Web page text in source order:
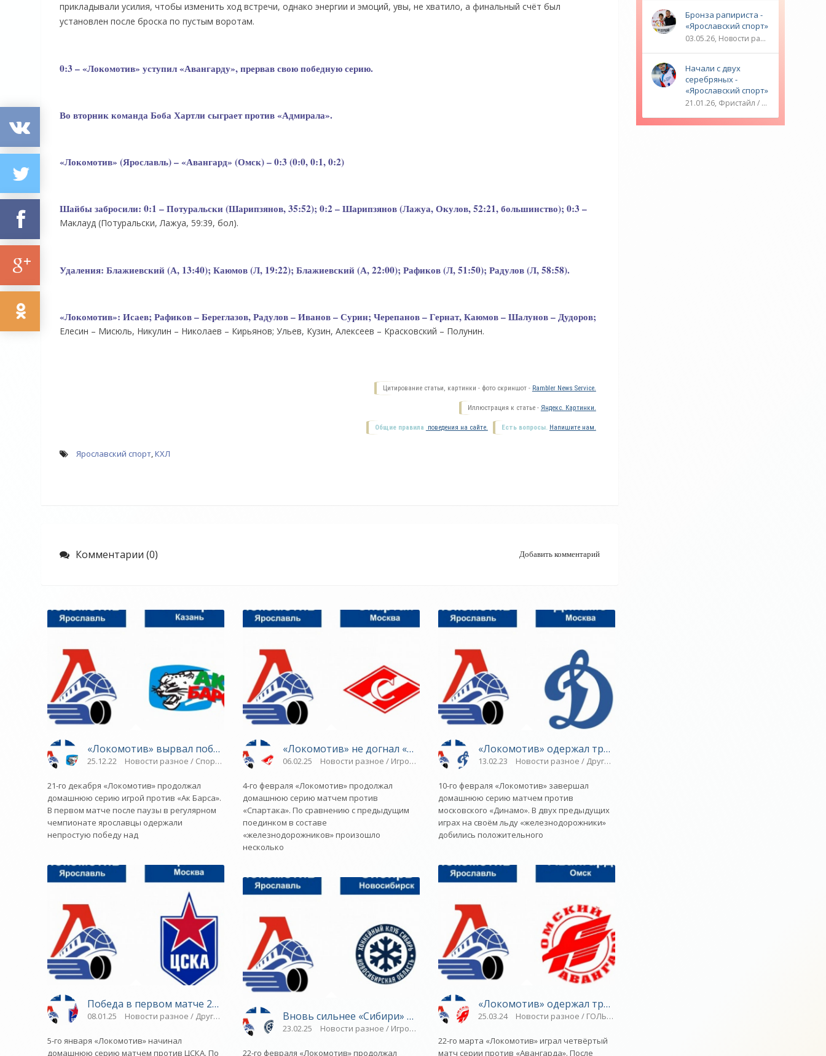
прикладывали усилия, чтобы изменить ход встречи, однако энергии и эмоций, увы, не хватило, а финальный счёт был
установлен после броска по пустым воротам.
0:3 – «Локомотив» уступил «Авангарду», прервав свою победную серию.
Во вторник команда Боба Хартли сыграет против «Адмирала».
«Локомотив» (Ярославль) – «Авангард» (Омск) – 0:3 (0:0, 0:1, 0:2)
Шайбы забросили: 0:1 – Потуральски (Шарипзянов, 35:52); 0:2 – Шарипзянов (Лажуа, Окулов, 52:21, большинство); 0:3 –
Маклауд (Потуральски, Лажуа, 59:39, бол).
Удаления: Блажиевский (А, 13:40); Каюмов (Л, 19:22); Блажиевский (А, 22:00); Рафиков (Л, 51:50); Радулов (Л, 58:58).
«Локомотив»: Исаев; Рафиков – Береглазов, Радулов – Иванов – Сурин; Черепанов – Гернат, Каюмов – Шалунов – Дудоров;
Елесин – Мисюль, Никулин – Николаев – Кирьянов; Ульев, Кузин, Алексеев – Красковский – Полунин.
Цитирование статьи, картинки - фото скриншот - Rambler News Service.
Иллюстрация к статье - Яндекс. Картинки.
Есть вопросы. Напишите нам.
Общие правила поведения на сайте.
Ярославский спорт,КХЛ
Комментарии (0) Добавить комментарий
«Локомотив» вырвал победу у «Ак Барса» - «Ярославский спорт»
25.12.22 Новости разное / Спорт / Синхронное плавание / Игровые виды спорта / ТРАНСФЕРЫ / ТЕННИС / Плавание / Прыжки в воду / Парапланеризм / Другие виды спорта
21-го декабря «Локомотив» продолжал
домашнюю серию игрой против «Ак Барса».
В первом матче после паузы в регулярном
чемпионате ярославцы одержали
непростую победу над
Победа в первом матче 2025-го - «Ярославский спорт»
08.01.25 Новости разное / Другие виды спорта / ТЕННИС / Парапланеризм / Синхронное плавание / ТРАНСФЕРЫ / Плавание / Игровые виды спорта / ГОЛЬФ / Спорт
5-го января «Локомотив» начинал
домашнюю серию матчем против ЦСКА. По
«Локомотив» не догнал «Спартак» - «Ярославский спорт»
06.02.25 Новости разное / Игровые виды спорта / ГОЛЬФ / Видео новости / Парапланеризм / Плавание / Спорт / ТЕННИС / Другие виды
4-го февраля «Локомотив» продолжал
домашнюю серию матчем против
«Спартака». По сравнению с предыдущим
поединком в составе
«железнодорожников» произошло
несколько
Вновь сильнее «Сибири» в Ярославле - «Ярославский спорт»
23.02.25 Новости разное / Игровые виды спорта / Многоборье / ТЕННИС / Синхронное плавание / Парапланеризм / Спорт / ГОЛЬФ /
22-го февраля «Локомотив» продолжал
«Локомотив» одержал третью победу подряд - «Ярославский спорт»
13.02.23 Новости разное / Другие виды спорта / Прыжки в воду / Многоборье /
10-го февраля «Локомотив» завершал
домашнюю серию матчем против
московского «Динамо». В двух предыдущих
играх на своём льду «железнодорожники»
добились положительного
«Локомотив» одержал третью победу в четвертьфинале -
25.03.24 Новости разное / ГОЛЬФ / Игровые виды спорта / Другие виды спорта /
22-го марта «Локомотив» играл четвёртый
матч серии против «Авангарда». После
Бронза рапириста -
«Ярославский спорт»
03.05.26, Новости разное / ОЛИМПИЙСКИЕ ИГРЫ / Плавание / Фехтование / Другие виды спорта / ТЕННИС / Видео новости / Спорт
Начали с двух
серебряных -
«Ярославский спорт»
21.01.26, Фристайл / Плавание / ОЛИМПИЙСКИЕ ИГРЫ / Игровые виды спорта / Видео новости / Спорт